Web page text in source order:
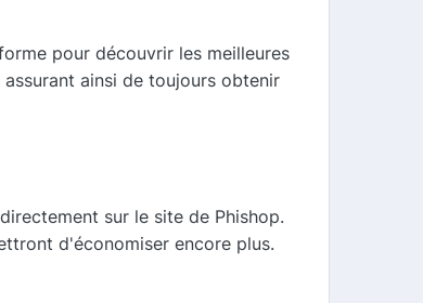
pour découvrir les meilleures
ainsi de toujours obtenir
sur le site de Phishop.
d'économiser encore plus.